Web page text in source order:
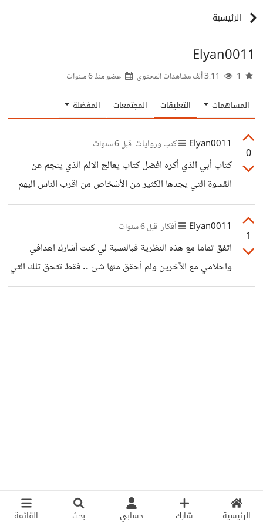
الرئيسية شارك حسابي بحث القائمة
الرئيسية
Elyan0011
عضو منذ6 سنوات
المساهمات التعليقات المجتمعات المفضلة
0
Elyan0011 كتب وروايات قبل 6 سنوات
كتاب أبي الذي أكره افضل كتاب يعالج الالم الذي ينجم عن
القسوة التي يجدها الكثير من الأشخاص من اقرب الناس اليهم
وينعدم الأمان في حياتهم. يطرح المشكلة ثم يتحدث عن كيفية
تجاوز كل ذلك افضل كتاب ناقش هذه المشكلة واوجد الحلول لها
1
Elyan0011 أفكار قبل 6 سنوات
اتفق تماما مع هذه النظرية فبالنسبة لي كنت أشارك اهدافي
واحلامي مع الآخرين ولم أحقق منها شئ .. فقط تتحق تلك التي
لا اتحدث بها ا الا بعد إنجازها حتى لو كانت أهداف بسيطة . وقد